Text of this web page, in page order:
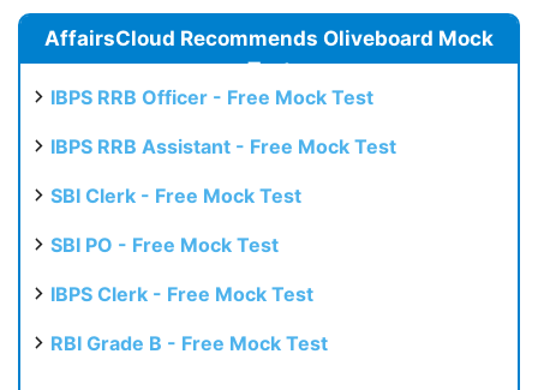
AffairsCloud Recommends Oliveboard Mock
Test
IBPS RRB Officer - Free Mock Test
IBPS RRB Assistant - Free Mock Test
SBI Clerk - Free Mock Test
SBI PO - Free Mock Test
IBPS Clerk - Free Mock Test
RBI Grade B - Free Mock Test